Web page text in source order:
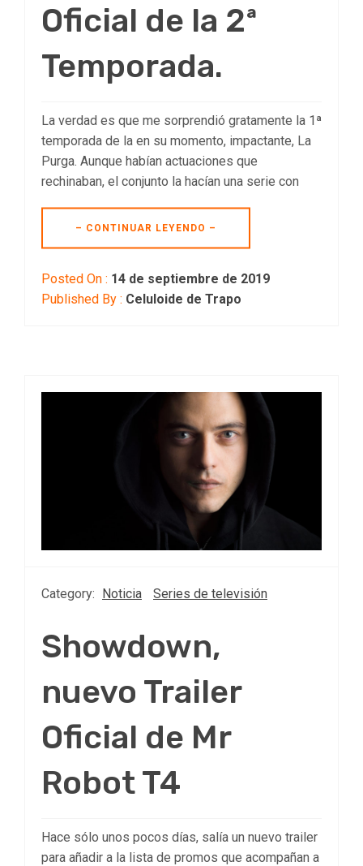
Oficial de la 2ª
Temporada.
La verdad es que me sorprendió gratamente la 1ª
temporada de la en su momento, impactante, La
Purga. Aunque habían actuaciones que
rechinaban, el conjunto la hacían una serie con
– CONTINUAR LEYENDO –
Posted On : 14 de septiembre de 2019
Published By : Celuloide de Trapo
Category: Noticia Series de televisión
Showdown,
nuevo Trailer
Oficial de Mr
Robot T4
Hace sólo unos pocos días, salía un nuevo trailer
para añadir a la lista de promos que acompañan a